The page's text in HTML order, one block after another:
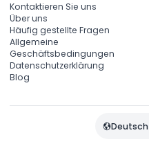
Kontaktieren Sie uns
Über uns
Häufig gestellte Fragen
Allgemeine
Geschäftsbedingungen
Datenschutzerklärung
Blog
Deutsch